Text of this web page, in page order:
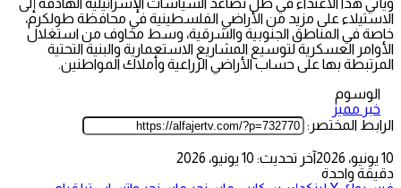
ويأتي هذا الاعتداء في ظل تصاعد السياسات الإسرائيلية الهادفة إلى
الاستيلاء على مزيد من الأراضي الفلسطينية في محافظة طولكرم،
خاصة في المناطق الجنوبية والشرقية، وسط مخاوف من استغلال
الأوامر العسكرية لتوسيع المشاريع الاستعمارية والبنية التحتية
المرتبطة بها على حساب الأراضي الزراعية وأملاك المواطنين.
الوسوم
خبر مميز
الرابط المختصر:
10 يونيو، 2026
آخر تحديث: 10 يونيو، 2026
دقيقة واحدة